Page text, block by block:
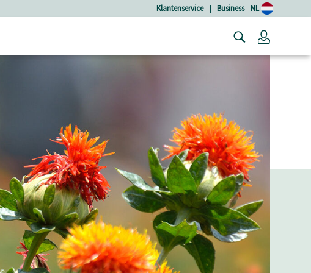
Klantenservice | Business NL